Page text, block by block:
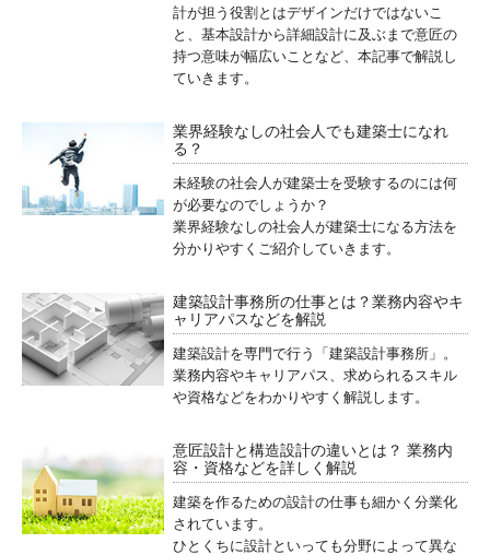
計が担う役割とはデザインだけではないこ
と、基本設計から詳細設計に及ぶまで意匠の
持つ意味が幅広いことなど、本記事で解説し
ていきます。
業界経験なしの社会人でも建築士になれ
る？
未経験の社会人が建築士を受験するのには何
が必要なのでしょうか？
業界経験なしの社会人が建築士になる方法を
分かりやすくご紹介していきます。
建築設計事務所の仕事とは？業務内容やキ
ャリアパスなどを解説
建築設計を専門で行う「建築設計事務所」。
業務内容やキャリアパス、求められるスキル
や資格などをわかりやすく解説します。
意匠設計と構造設計の違いとは？ 業務内
容・資格などを詳しく解説
建築を作るための設計の仕事も細かく分業化
されています。
ひとくちに設計といっても分野によって異な